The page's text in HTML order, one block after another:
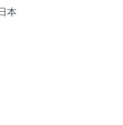
本